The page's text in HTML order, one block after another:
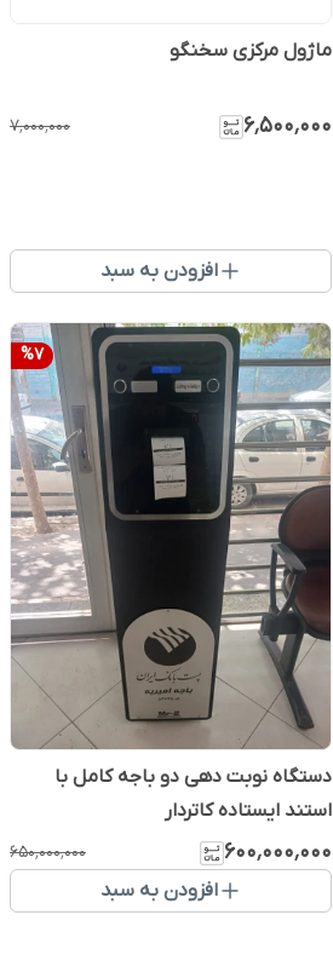
ماژول مرکزی سخنگو
۶٬۵۰۰٬۰۰۰ ۷٬۰۰۰٬۰۰۰
افزودن به سبد
%7
دستگاه نوبت دهی دو باجه کامل با
استند ایستاده کاتردار
۶۰۰٬۰۰۰٬۰۰۰ ۶۵۰٬۰۰۰٬۰۰۰
افزودن به سبد